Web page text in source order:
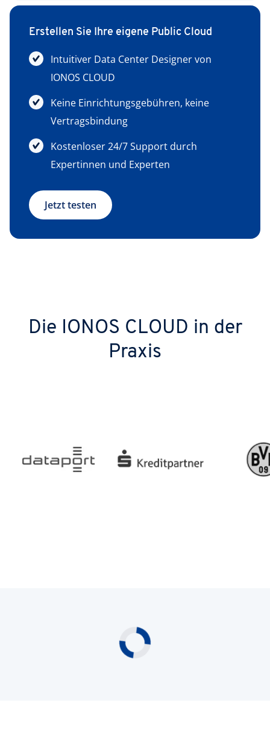
Erstellen Sie Ihre eigene Public Cloud
Intuitiver Data Center Designer von
IONOS CLOUD
Keine Einrichtungsgebühren, keine
Vertragsbindung
Kostenloser 24/7 Support durch
Expertinnen und Experten
Jetzt testen
Die IONOS CLOUD in der
Praxis